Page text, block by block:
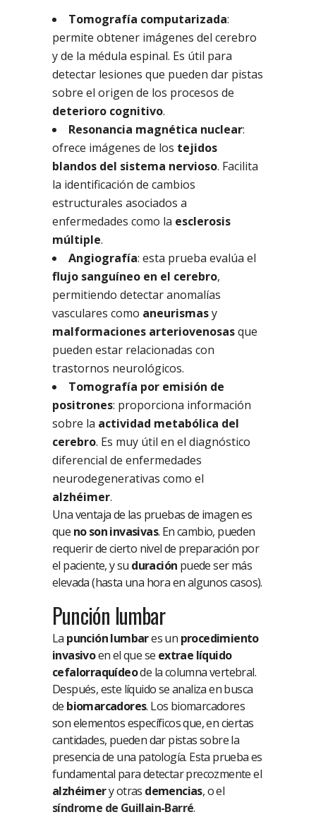
Tomografía computarizada:
permite obtener imágenes del cerebro
y de la médula espinal. Es útil para
detectar lesiones que pueden dar pistas
sobre el origen de los procesos de
deterioro cognitivo.
Resonancia magnética nuclear:
ofrece imágenes de los tejidos
blandos del sistema nervioso. Facilita
la identificación de cambios
estructurales asociados a
enfermedades como la esclerosis
múltiple.
Angiografía: esta prueba evalúa el
flujo sanguíneo en el cerebro,
permitiendo detectar anomalías
vasculares como aneurismasy
malformaciones arteriovenosasque
pueden estar relacionadas con
trastornos neurológicos.
Tomografía por emisión de
positrones: proporciona información
sobre la actividad metabólica del
cerebro. Es muy útil en el diagnóstico
diferencial de enfermedades
neurodegenerativas como el
alzhéimer.
Una ventaja de las pruebas de imagen es
que no son invasivas. En cambio, pueden
requerir de cierto nivel de preparación por
el paciente, y su duración puede ser más
elevada (hasta una hora en algunos casos).
Punción lumbar
La punción lumbares un procedimiento
invasivoen el que se extrae líquido
cefalorraquídeode la columna vertebral.
Después, este líquido se analiza en busca
de biomarcadores. Los biomarcadores
son elementos específicos que, en ciertas
cantidades, pueden dar pistas sobre la
presencia de una patología. Esta prueba es
fundamental para detectar precozmente el
alzhéimery otras demencias, o el
síndrome de Guillain-Barré.